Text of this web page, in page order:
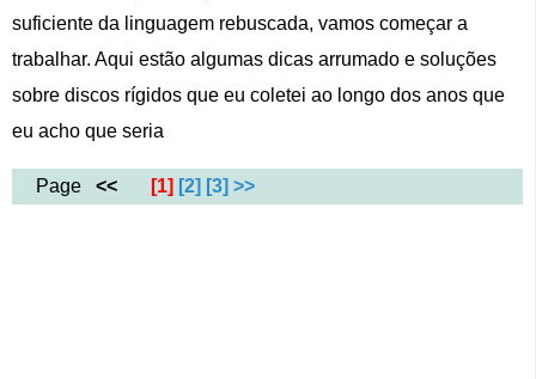
suficiente da linguagem rebuscada, vamos começar a
trabalhar. Aqui estão algumas dicas arrumado e soluções
sobre discos rígidos que eu coletei ao longo dos anos que
eu acho que seria
Page << [1] [2] [3] >>